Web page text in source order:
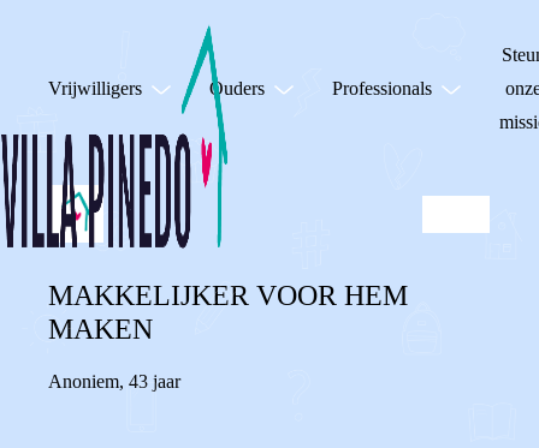
Vrijwilligers Ouders Professionals
MAKKELIJKER VOOR HEM
MAKEN
Anoniem, 43 jaar